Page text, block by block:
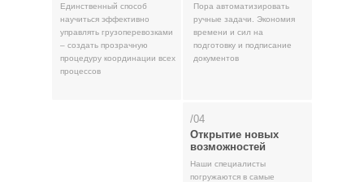
Единственный способ
научиться эффективно
управлять грузоперевозками
– создать прозрачную
процедуру координации всех
процессов
Пора автоматизировать
ручные задачи. Экономия
времени и сил на
подготовку и подписание
документов
/04
Открытие новых
возможностей
Наши специалисты
погружаются в самые